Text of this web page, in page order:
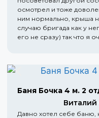
осмотрел и тоже
ним нормально, крыша
случаю бригада как у
его не сразу) так что я
Баня Бочка 4 м. 2
Виталий
Давно хотел себе баню,